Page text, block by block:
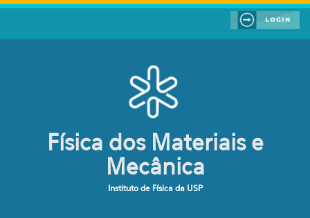
Pular para o conteúdo principal
Física dos Materiais e
Mecânica
Instituto de Física da USP